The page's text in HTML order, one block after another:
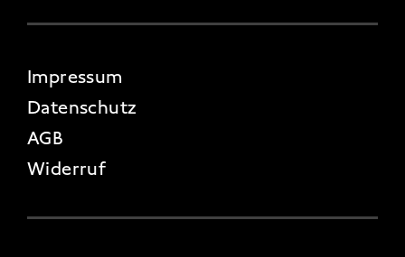
FOOTER 4
Impressum
Datenschutz
AGB
Widerruf